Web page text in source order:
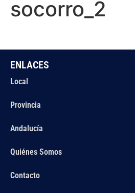
socorro_2
ENLACES
Local
Provincia
Andalucía
Quiénes Somos
Contacto